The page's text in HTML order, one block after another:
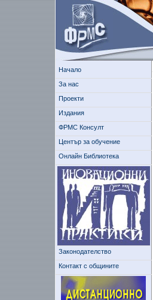
Начало
За нас
Проекти
Издания
ФРМС Консулт
Център за обучение
Онлайн Библиотека
Законодателство
Контакт с общините